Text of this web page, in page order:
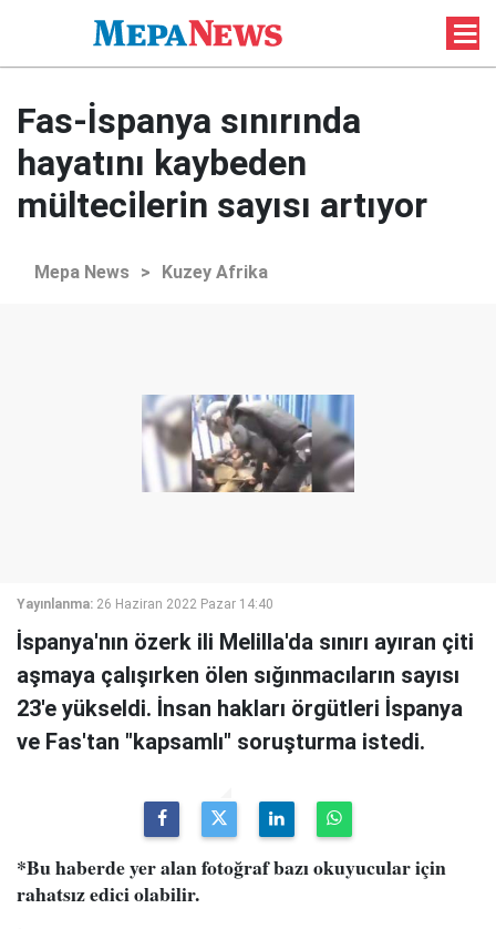
Fas-İspanya sınırında
hayatını kaybeden
mültecilerin sayısı artıyor
Mepa News > Kuzey Afrika
Yayınlanma: 26 Haziran 2022 Pazar 14:40
İspanya'nın özerk ili Melilla'da sınırı ayıran çiti
aşmaya çalışırken ölen sığınmacıların sayısı
23'e yükseldi. İnsan hakları örgütleri İspanya
ve Fas'tan "kapsamlı" soruşturma istedi.
*Bu haberde yer alan fotoğraf bazı okuyucular için
rahatsız edici olabilir.